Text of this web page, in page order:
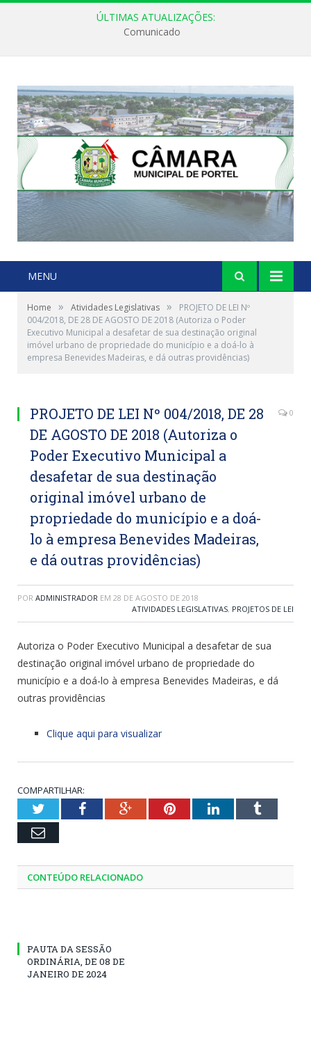
ÚLTIMAS ATUALIZAÇÕES:
Comunicado
MENU
Home » Atividades Legislativas »
PROJETO DE LEI Nº
004/2018, DE 28 DE AGOSTO DE 2018 (Autoriza o Poder
Executivo Municipal a desafetar de sua destinação original
imóvel urbano de propriedade do município e a doá-lo à
empresa Benevides Madeiras, e dá outras providências)
PROJETO DE LEI Nº 004/2018, DE 28
DE AGOSTO DE 2018 (Autoriza o
Poder Executivo Municipal a
desafetar de sua destinação
original imóvel urbano de
propriedade do município e a doá-
lo à empresa Benevides Madeiras,
e dá outras providências)
0
POR ADMINISTRADOR EM 28 DE AGOSTO DE 2018
ATIVIDADES LEGISLATIVAS, PROJETOS DE LEI
Autoriza o Poder Executivo Municipal a desafetar de sua
destinação original imóvel urbano de propriedade do
município e a doá-lo à empresa Benevides Madeiras, e dá
outras providências
Clique aqui para visualizar
COMPARTILHAR:
TwitterFacebookGoogle+PinterestLinkedInTumblr
Email
CONTEÚDO RELACIONADO
PAUTA DA SESSÃO
ORDINÁRIA, DE 08 DE
JANEIRO DE 2024